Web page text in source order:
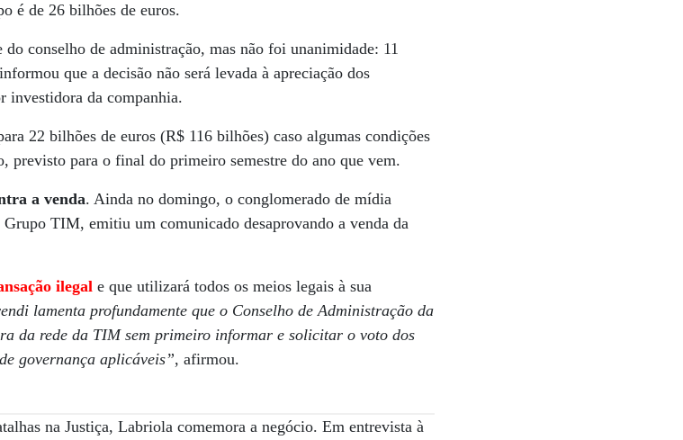
é de 26 bilhões de euros.
conselho de administração, mas não foi unanimidade: 11
que a decisão não será levada à apreciação dos
investidora da companhia.
22 bilhões de euros (R$ 116 bilhões) caso algumas condições
previsto para o final do primeiro semestre do ano que vem.
a venda. Ainda no domingo, o conglomerado de mídia
TIM, emitiu um comunicado desaprovando a venda da
ilegal e que utilizará todos os meios legais à sua
lamenta profundamente que o Conselho de Administração da
da rede da TIM sem primeiro informar e solicitar o voto dos
governança aplicáveis”, afirmou.
na Justiça, Labriola comemora a negócio. Em entrevista à